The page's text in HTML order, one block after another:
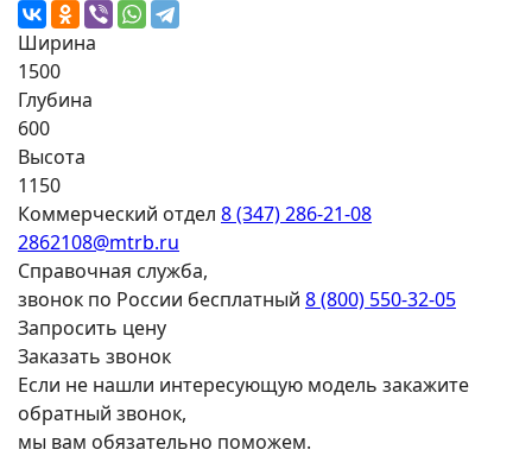
Ширина
1500
Глубина
600
Высота
1150
Коммерческий отдел 8 (347) 286-21-08
2862108@mtrb.ru
Справочная служба,
звонок по России бесплатный 8 (800) 550-32-05
Запросить цену
Заказать звонок
Если не нашли интересующую модель закажите
обратный звонок,
мы вам обязательно поможем.